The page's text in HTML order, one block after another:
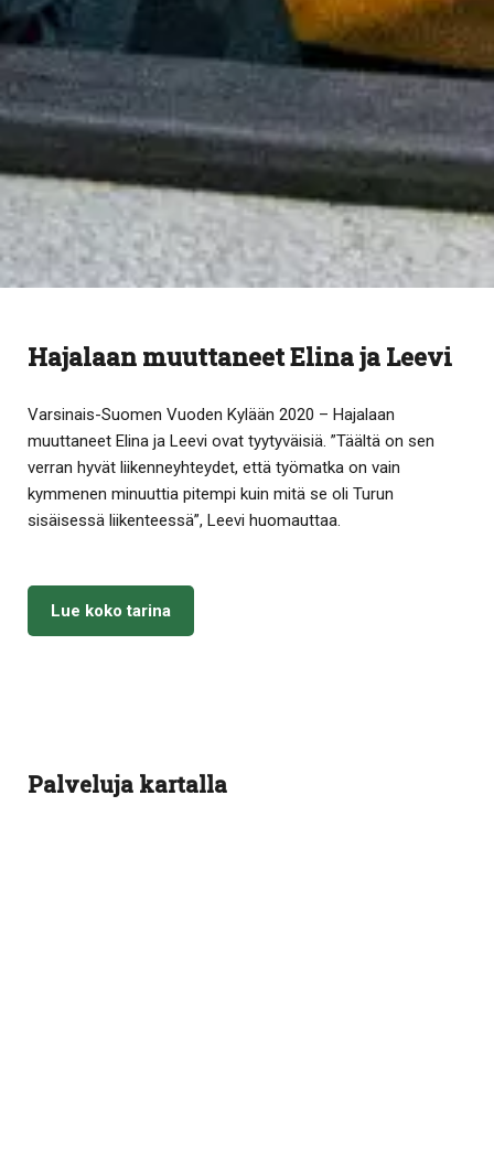
Hajalaan muuttaneet Elina ja Leevi
Varsinais-Suomen Vuoden Kylään 2020 – Hajalaan
muuttaneet Elina ja Leevi ovat tyytyväisiä. ”Täältä on sen
verran hyvät liikenneyhteydet, että työmatka on vain
kymmenen minuuttia pitempi kuin mitä se oli Turun
sisäisessä liikenteessä”, Leevi huomauttaa.
Lue koko tarina
Palveluja kartalla